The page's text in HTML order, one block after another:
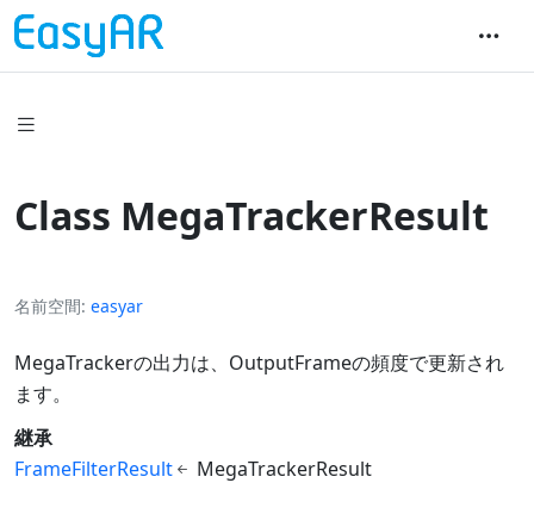
Class MegaTrackerResult
名前空間 easyar
MegaTrackerの出力は、OutputFrameの頻度で更新され
ます。
継承
FrameFilterResult
MegaTrackerResult